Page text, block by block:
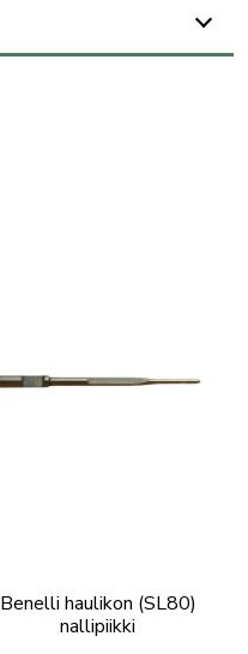
Benelli haulikon (SL80)
nallipiikki